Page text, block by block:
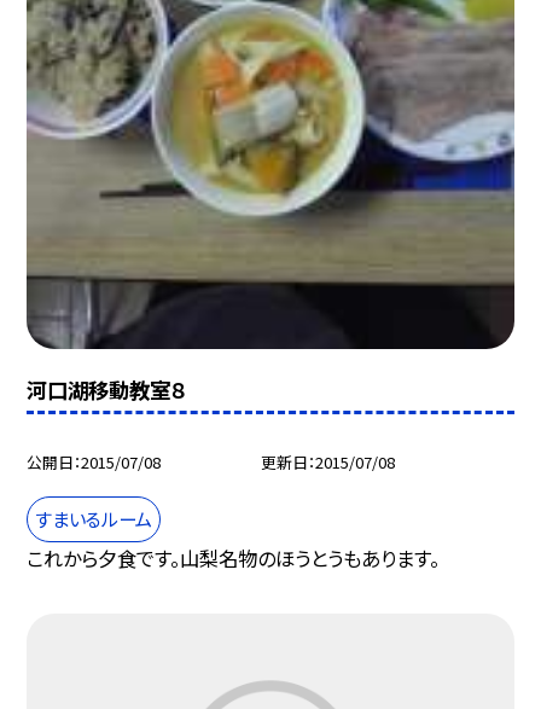
河口湖移動教室８
公開日 2015/07/08 更新日 2015/07/08
すまいるルーム
これから夕食です。山梨名物のほうとうもあります。